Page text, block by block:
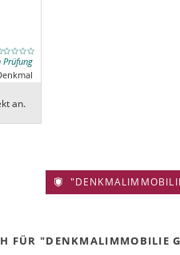
Prüfung
an.
FÜR "DENKMALIMMOBILIE